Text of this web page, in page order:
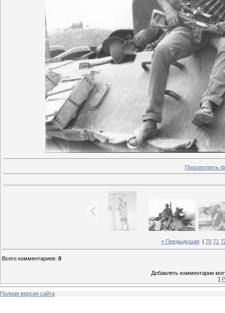
Просмотреть
« Предыдущая 70 71
Всего комментариев: 0
Добавлять комментарии
[
Полная версия сайта